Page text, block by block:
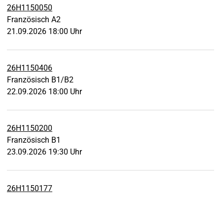
26H1150050
Französisch A2
21.09.2026 18:00 Uhr
26H1150406
Französisch B1/B2
22.09.2026 18:00 Uhr
26H1150200
Französisch B1
23.09.2026 19:30 Uhr
26H1150177